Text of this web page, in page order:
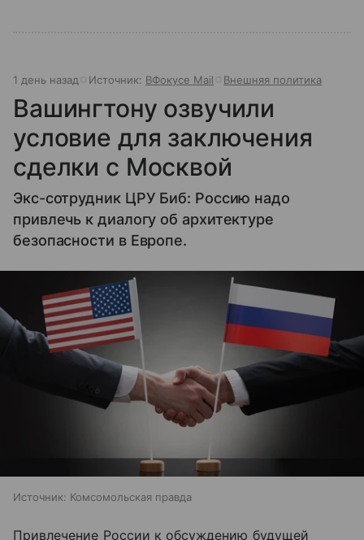
1 день назад Источник: ВФокусе Mail Внешняя политика
Вашингтону озвучили
условие для заключения
сделки с Москвой
Экс-сотрудник ЦРУ Биб: Россию надо
привлечь к диалогу об архитектуре
безопасности в Европе.
Источник: Комсомольская правда
Привлечение России к обсуждению будущей